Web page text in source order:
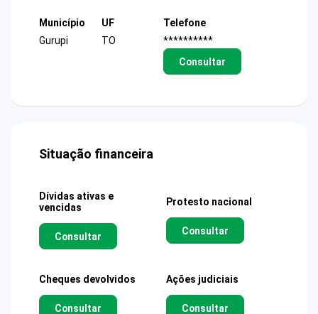
Município
Gurupi
UF
TO
Telefone
**********
Consultar
Situação financeira
Dívidas ativas e
vencidas
Consultar
Protesto nacional
Consultar
Cheques devolvidos
Consultar
Ações judiciais
Consultar